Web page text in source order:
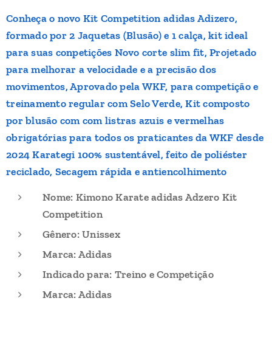
Conheça o novo Kit Competition adidas Adizero,
formado por 2 Jaquetas (Blusão) e 1 calça, kit ideal
para suas conpetições Novo corte slim fit, Projetado
para melhorar a velocidade e a precisão dos
movimentos, Aprovado pela WKF, para competição e
treinamento regular com Selo Verde, Kit composto
por blusão com com listras azuis e vermelhas
obrigatórias para todos os praticantes da WKF desde
2024 Karategi 100% sustentável, feito de poliéster
reciclado, Secagem rápida e antiencolhimento
Nome: Kimono Karate adidas Adzero Kit
Competition
Gênero: Unissex
Marca: Adidas
Indicado para: Treino e Competição
Marca: Adidas